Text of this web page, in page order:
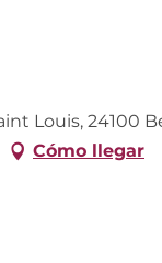
Louis, 24100
Cómo llegar